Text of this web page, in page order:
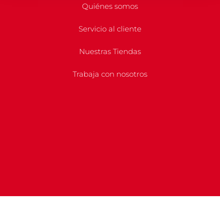
Quiénes somos
Servicio al cliente
Nuestras Tiendas
Trabaja con nosotros